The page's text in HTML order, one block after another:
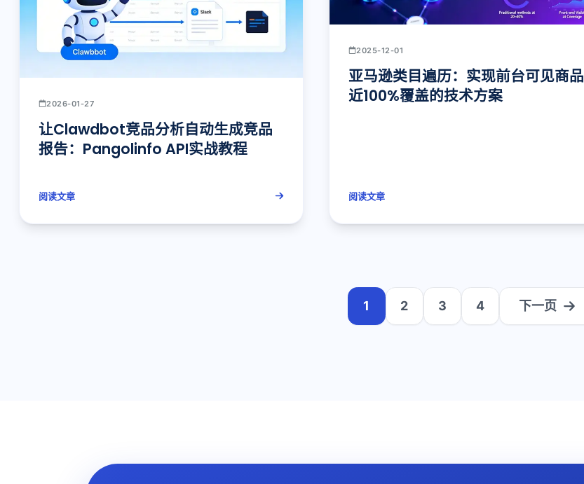
2026-01-27
让Clawdbot竞品分析自动生成竞品
报告：Pangolinfo API实战教程
阅读文章
2025-12-01
亚马逊类目遍历：实现前台可见商品
近100%覆盖的技术方案
阅读文章
1 2 3 4 下一页